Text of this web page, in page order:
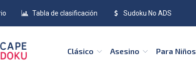
Tabla de clasificación Sudoku No ADS
Clásico Asesino Para Niños